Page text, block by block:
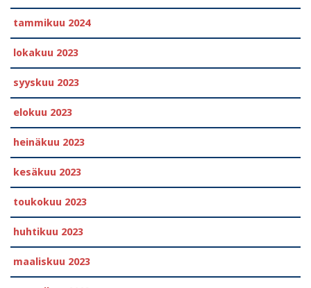
tammikuu 2024
lokakuu 2023
syyskuu 2023
elokuu 2023
heinäkuu 2023
kesäkuu 2023
toukokuu 2023
huhtikuu 2023
maaliskuu 2023